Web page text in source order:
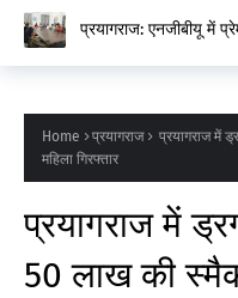
प्रयागराज: एनजीबीयू में
Home प्रयागराज
प्रयागराज में
महिला गिरफ्तार
प्रयागराज में
50 लाख की